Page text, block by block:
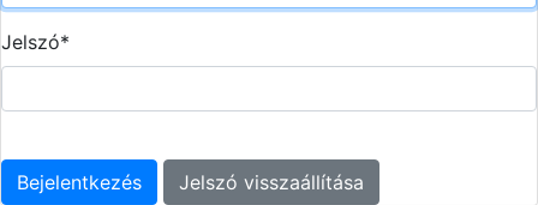
Jelszó*
Bejelentkezés Jelszó visszaállítása